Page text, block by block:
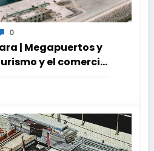
0
| Megapuertos y
y el comercio